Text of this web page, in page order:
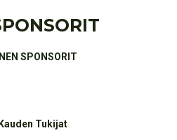
SPONSORIT
Tukijat